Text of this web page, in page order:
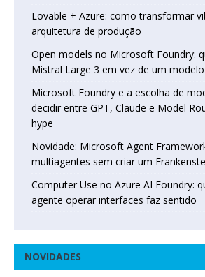
Lovable + Azure: como transformar
arquitetura de produção
Open models no Microsoft Foundry:
Mistral Large 3 em vez de um
Microsoft Foundry e a escolha de
decidir entre GPT, Claude e Model
hype
Novidade: Microsoft Agent
multiagentes sem criar um
Computer Use no Azure AI Foundry:
agente operar interfaces faz sentido
NOVIDADES